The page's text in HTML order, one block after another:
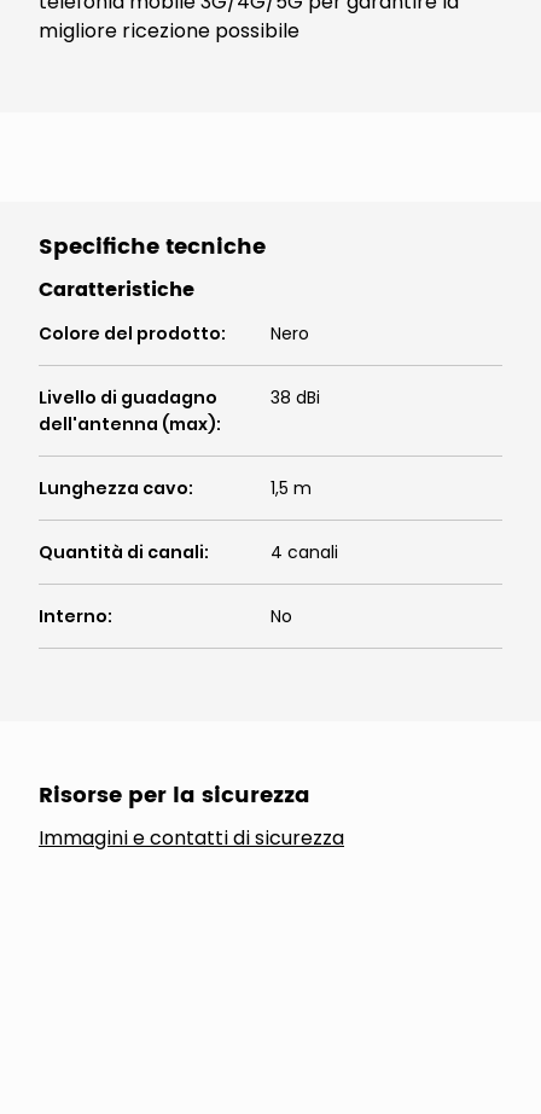
migliore ricezione possibile
Specifiche tecniche
Caratteristiche
Colore del prodotto: Nero
Livello di guadagno
dell'antenna (max):
38 dBi
Lunghezza cavo: 1,5 m
Quantità di canali: 4 canali
Interno: No
Risorse per la sicurezza
Immagini e contatti di sicurezza